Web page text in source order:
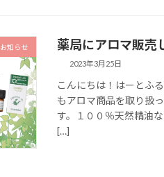
お知らせ 薬局にアロマ販売
2023年3月25日
こんにちは！はーとふ
もアロマ商品を取り扱
す。１００％天然精油
[…]